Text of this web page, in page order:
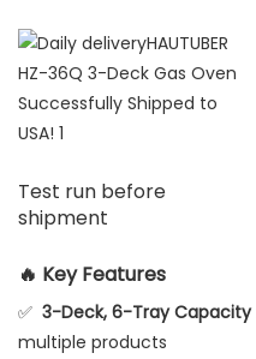
Test run before
shipment
🔥 Key Features
✅ 3-Deck, 6-Tray Capacity
multiple products